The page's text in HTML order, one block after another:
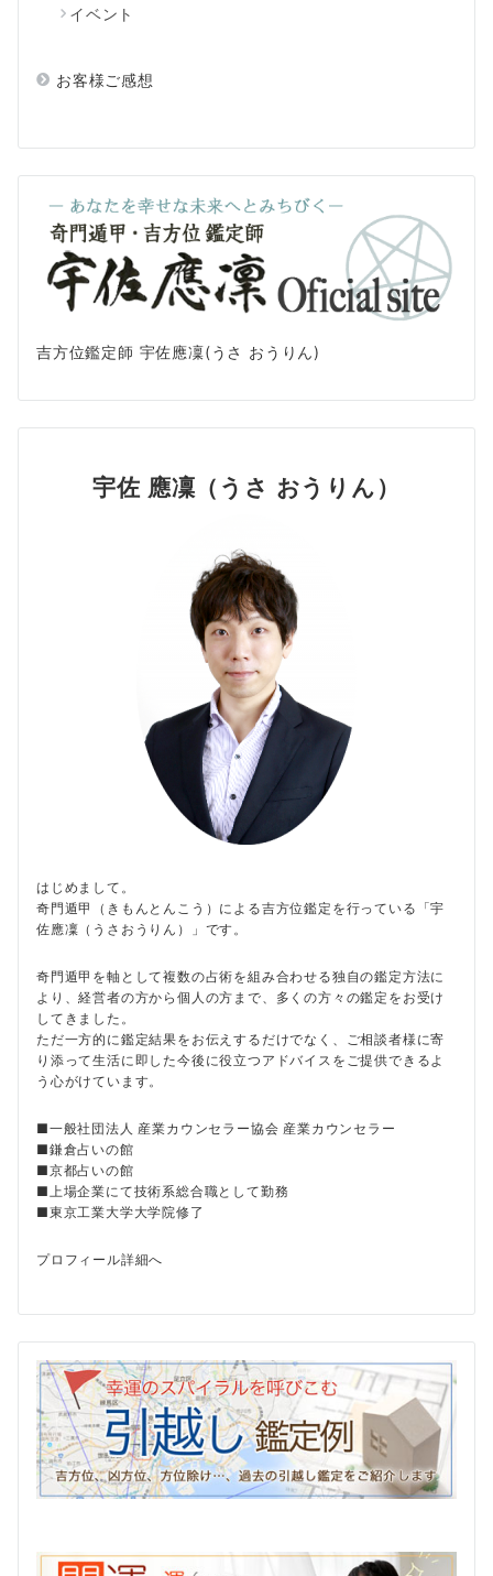
イベント
お客様ご感想
吉方位鑑定師 宇佐應凜(うさ おうりん)
宇佐 應凜（うさ おうりん）
はじめまして。
奇門遁甲（きもんとんこう）による吉方位鑑定を行っている「宇
佐應凜（うさおうりん）」です。
奇門遁甲を軸として複数の占術を組み合わせる独自の鑑定方法に
より、経営者の方から個人の方まで、多くの方々の鑑定をお受け
してきました。
ただ一方的に鑑定結果をお伝えするだけでなく、ご相談者様に寄
り添って生活に即した今後に役立つアドバイスをご提供できるよ
う心がけています。
■一般社団法人 産業カウンセラー協会 産業カウンセラー
■鎌倉占いの館
■京都占いの館
■上場企業にて技術系総合職として勤務
■東京工業大学大学院修了
プロフィール詳細へ